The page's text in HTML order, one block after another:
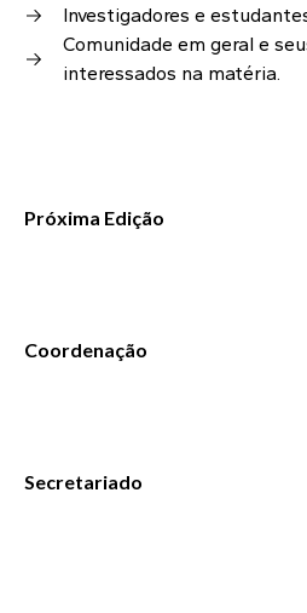
Investigadores e
Comunidade em geral e
interessados na matéria.
Próxima Edição
Coordenação
Secretariado